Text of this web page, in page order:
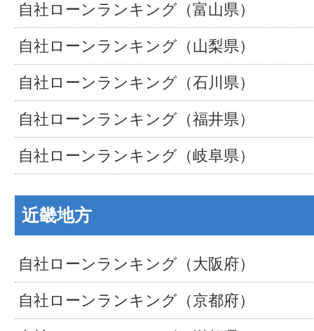
自社ローンランキング（富山県）
自社ローンランキング（山梨県）
自社ローンランキング（石川県）
自社ローンランキング（福井県）
自社ローンランキング（岐阜県）
近畿地方
自社ローンランキング（大阪府）
自社ローンランキング（京都府）